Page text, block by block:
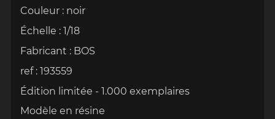
Couleur : noir
Échelle : 1/18
Fabricant : BOS
ref : 193559
Édition limitée - 1.000 exemplaires
Modèle en résine